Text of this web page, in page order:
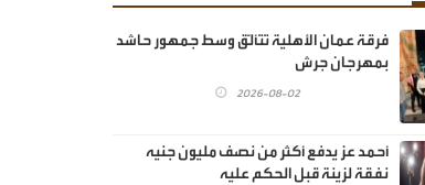
فرقة عمان الأهلية تتألّق وسط جمهور حاشد
بمهرجان جرش
2026-08-02
أحمد عز يدفع أكثر من نصف مليون جنيه
نفقة لزينة قبل الحكم عليه